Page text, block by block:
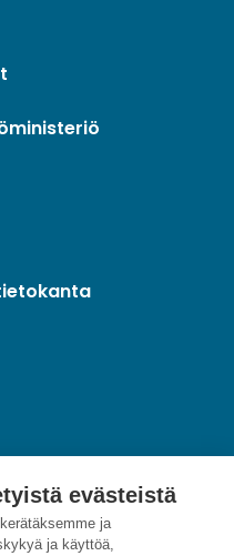
evästeistä
ja
ja käyttöä,